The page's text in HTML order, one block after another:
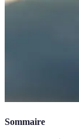
Sommaire